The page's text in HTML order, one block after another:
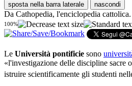
sposta nella barra laterale nascondi
Da Cathopedia, l'enciclopedia cattolica.
100%
Le Università pontificie sono
«l'investigazione delle discipline sacre
istruire scientificamente gli studenti